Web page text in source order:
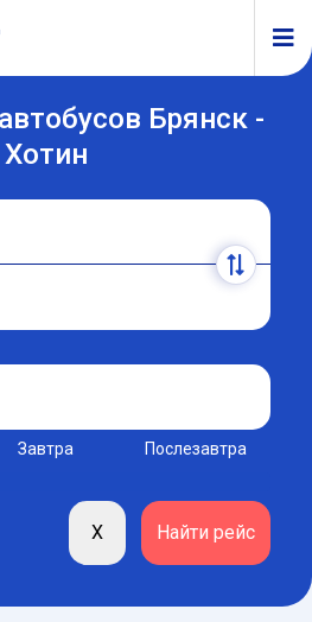
Брянск -
Хотин
Завтра Послезавтра